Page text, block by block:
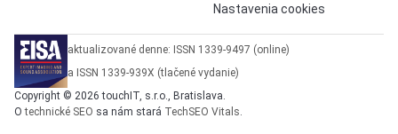
Nastavenia cookies
aktualizované denne: ISSN 1339-9497 (online)
a ISSN 1339-939X (tlačené vydanie)
Copyright © 2026 touchIT, s.r.o., Bratislava.
Otechnické SEO sa nám stará TechSEO Vitals.